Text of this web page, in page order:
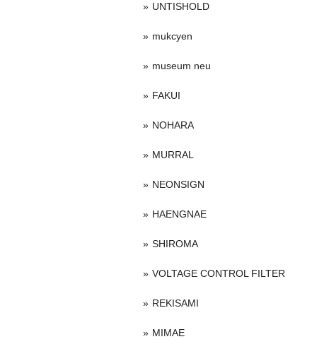
UNTISHOLD
mukcyen
museum neu
FAKUI
NOHARA
MURRAL
NEONSIGN
HAENGNAE
SHIROMA
VOLTAGE CONTROL FILTER
REKISAMI
MIMAE